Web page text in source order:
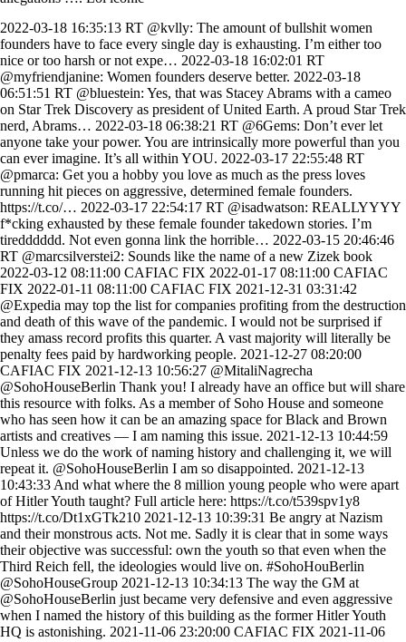
2022-03-18 16:35:13 RT @kvlly: The amount of bullshit women founders have to face every single day is exhausting. I’m either too nice or too harsh or not expe… 2022-03-18 16:02:01 RT @myfriendjanine: Women founders deserve better. 2022-03-18 06:51:51 RT @bluestein: Yes, that was Stacey Abrams with a cameo on Star Trek Discovery as president of United Earth. A proud Star Trek nerd, Abrams… 2022-03-18 06:38:21 RT @6Gems: Don’t ever let anyone take your power. You are intrinsically more powerful than you can ever imagine. It’s all within YOU. 2022-03-17 22:55:48 RT @pmarca: Get you a hobby you love as much as the press loves running hit pieces on aggressive, determined female founders. https://t.co/… 2022-03-17 22:54:17 RT @isadwatson: REALLYYYY f*cking exhausted by these female founder takedown stories. I’m tiredddddd. Not even gonna link the horrible… 2022-03-15 20:46:46 RT @marcsilverstei2: Sounds like the name of a new Zizek book 2022-03-12 08:11:00 CAFIAC FIX 2022-01-17 08:11:00 CAFIAC FIX 2022-01-11 08:11:00 CAFIAC FIX 2021-12-31 03:31:42 @Expedia may top the list for companies profiting from the destruction and death of this wave of the pandemic. I would not be surprised if they amass record profits this quarter. A vast majority will literally be penalty fees paid by hardworking people. 2021-12-27 08:20:00 CAFIAC FIX 2021-12-13 10:56:27 @MitaliNagrecha @SohoHouseBerlin Thank you! I already have an office but will share this resource with folks. As a member of Soho House and someone who has seen how it can be an amazing space for Black and Brown artists and creatives — I am naming this issue. 2021-12-13 10:44:59 Unless we do the work of naming history and challenging it, we will repeat it. @SohoHouseBerlin I am so disappointed. 2021-12-13 10:43:33 And what where the 8 million young people who were apart of Hitler Youth taught? Full article here: https://t.co/t539spv1y8 https://t.co/Dt1xGTk210 2021-12-13 10:39:31 Be angry at Nazism and their monstrous acts. Not me. Sadly it is clear that in some ways their objective was successful: own the youth so that even when the Third Reich fell, the ideologies would live on. #SohoHouBerlin @SohoHouseGroup 2021-12-13 10:34:13 The way the GM at @SohoHouseBerlin just became very defensive and even aggressive when I named the history of this building as the former Hitler Youth HQ is astonishing. 2021-11-06 23:20:00 CAFIAC FIX 2021-11-06 19:50:00 CAFIAC FIX 2021-11-06 18:59:00 CAFIAC FIX 2021-11-01 19:20:00 CAFIAC FIX 2021-11-01 17:30:00 CAFIAC FIX 2021-09-25 21:32:30 RT @angelmoney007: The only food I crave now is lightly dressed raw greens and thats how I know god and i are on good terms at the moment 2021-09-15 20:29:38 RT @LSDXOXO_: found out a black woman invented grunge the other day and now it all makes sense 2021-09-09 19:18:23 RT @verymimi: https://t.co/xN9WL2SxYf 2021-08-19 17:59:23 RT @ultrapassive1: Techgnosis https://t.co/nu9ste8RqE 2021-08-19 17:51:47 I am so excited for this! https://t.co/oapnOvst8J 2021-08-14 18:10:27 @GRNTUB Barb boat really tore huh 2021-08-05 19:45:33 Everyone my bag was returned this morning. Thank you for your concerns and prayers. The looks are secured lol. 2021-08-05 01:13:11 Does @airfrance always hold the checked luggage of business class flyers hostage? My luggage was delayed and no one is giving me an answer on when I can pick it up or it will be delivered. @AirFranceFR @AirFranceUS please return my belongings immediately. 2021-08-04 20:24:02 RT @LSDXOXO_: R.I.P. Paul Johnson. Love you forever https://t.co/qcmZtvr4ec 2021-07-30 09:28:51 RT @NYSocialBee: If you ever see someone talking shit about me online/hating on me, please don’t bring it to me. It has nothing to do with… 2021-07-08 21:37:16 RT @jamilawoods: energy!! https://t.co/Kbq4e4iP2X 2021-07-06 01:45:23 @onlinegirlie Congrats!!!!! 2021-07-06 01:45:23 @onlinegirlie Congrats!!!!! 2021-07-06 01:44:30 RT @onlinegirlie: come to 125-01 queens blvd kews garden to demand gia’s release i’m free show tf up!!! https://t.co/i8qgJv8KEI 2021-07-06 01:20:28 @_zs Lmao 2021-07-03 21:34:46 @WTCHCRFT666 Haha omg it was definitely giving that 2021-07-03 20:01:15 This reference tore https://t.co/QwPOF0x6sU 2021-07-02 23:52:24 RT @tylergivens: TICKLE ME TIGHT #tyl000rd https://t.co/qUjivUA9FL 2021-06-29 20:09:38 RT @yosoymichael: Had the absolute honor of profiling the inimitable @OfficialWillow for the July 2021 cover of @LOFFICIELUSA! https://t.co… 2021-06-29 17:04:25 RT @_zs: I h8 it here https://t.co/o6Lj7CiCW2 2021-06-29 00:35:50 RT @LSDXOXO_: https://t.co/OsHft4s5ud https://t.co/acpfa7Ql8Q 2021-06-29 00:26:28 @yosoymichael Wow 2021-06-17 00:26:23 https://t.co/sGLjFw0Err 2021-06-02 15:35:38 RT @Matt_Cagle: Roses are red Violets are blue When the product is free The product is you. 2021-05-28 17:35:53 RT @Combsthepoet: Our @Data4BlackLives Hubs are doing incredible organizing on the ground in their respective cities/countries. We can't wa… 2021-05-26 11:16:10 RT @zararah: "Big data...is part of a long and pervasive historical legacy and technological timeline of scientific oppression, aggressive… 2021-05-25 18:22:28 RT @Outkast: No crop? We here https://t.co/LvVJHpPqxq 2021-05-21 19:33:32 RT @n_isama: @Data4BlackLives with an important contribution. If you don’t see what’s going on as systemic and implicit in the economic mod… 2021-05-21 06:44:08 RT @Combsthepoet: Truthfully, I'm actually used to having my work marginalized. I was just hoping the interview wouldn't be a setback to al… 2021-05-20 22:04:16 RT @h_jackson_: Thread: This semester at @MIT, I analyzed over 33,000 @nytimes articles on #Palestine & 2021-05-20 12:17:28 RT @takebackthetech: This excellent report/site on data capitalism & 2021-05-18 22:55:46 RT @_theghettomonk: Here's a free pdf of the book https://t.co/syL8PeiZdo 2021-05-18 21:00:00 RT @Data4BlackLives: Loved the micro site? Come tomorrow to hear further discussion of #DataCapitalism moderated by our very own @YESHICAN… 2021-05-18 20:38:35 RT @Data4BlackLives: Along with our new report, we’ve built a micro site to help you understand: what is data capitalism and algorithmic ra… 2021-05-18 20:37:52 @geminiimatt @itsafronomics @jovialjoy @rajiinio @timnitGebru @red_abebe @JordanBHarrod @csdoctorsister @mutalenkonde @ParissAthena @EricaJoy @60Minutes @Combsthepoet Thanks Matt! 2021-05-18 20:35:59 RT @AJLUnited: THIS!! https://t.co/AYTM7yaNXK 2021-05-18 19:09:20 RT @alimsdahl: “Just because technology is new doesn’t mean that it’s innovative and it definitely doesn’t mean that it’s beneficial to soc… 2021-05-18 19:09:14 RT @Neurosarda: Just read through this newly released report by @YESHICAN & 2021-05-10 15:19:21 RT @bigblackjacobin: “while Pfizer’s main goal is to keep prices high, it is actually against Pfizer’s financial interest to have the rest… 2021-05-07 17:43:24 RT @MariaDautruche: ICYMI: See @Data4BlackLives Founder @YESHICAN being awarded the #JFKNewFrontierAward by the JFK Library Foundation and… 2021-05-06 20:43:44 @dataandme @BrownAlumniMag Omg!! Yes!! Thanks so much for the support Mara. 2021-05-06 20:26:20 RT @JFKLibrary: Congratulations to @Data4BlackLives Founder Yeshimabeit Milner, who is being honored with a #JFKNewFrontierAward by the JFK… 2021-05-06 19:47:24 @thelindaden Thank you Linda!!! So glad that you are on this journey with me!! 2021-05-06 19:45:14 RT @thelindaden: Words can’t explain how well deserved this is! Congrats to @YESHICAN https://t.co/2AtcP4Kvtp 2021-05-06 17:26:32 @BrennanDuBose Thanks Brennan! 2021-05-06 17:25:04 RT @BrennanDuBose: Oh @YESHICAN I’m just so proud of you https://t.co/QmtqP1iABO 2021-05-06 17:25:00 RT @Combsthepoet: Congrats to @Data4BlackLives founder and ED @YESHICAN, on receiving the JFK New Frontier Award! Well-deserved. Also, che… 2021-05-04 16:46:32 @RaceEthnicity Thank you!! 2021-05-04 16:46:26 RT @RaceEthnicity: Congrats, @YESHICAN! https://t.co/5W80U6Padj 2021-05-04 16:31:24 RT @BrownAlumniMag: Yeshi Milner ’12, founder of Data 4 Black Lives, won a JFK New Frontier Award for her work exposing systemic anti-Black… 2021-05-01 20:19:21 @sashaspielberg Amen 2021-05-01 19:15:15 @sashaspielberg I have been searching for a running buddy! 2021-04-29 17:19:20 RT @chicanocyborg: "We also call for a national audit of all human remains in museum and university collections. We believe it is imperativ… 2021-04-09 21:21:54 https://t.co/b1WQhjOLMy 2021-03-28 16:14:02 @Combsthepoet Thank you Tawana! Working with you has been such a gift and a true joy Love you!! 2021-03-28 16:12:46 @Neurosarda Thank you so much sis!! Appreciate you. 2021-03-19 18:47:37 RT @Data4BlackLives: We’re building our dream team! Apply, apply, apply! https://t.co/BP90qUXrHa 2021-03-19 14:18:39 @DataSciBae Thank you sis! Love you!! 2021-03-19 14:18:31 RT @DataSciBae: Things I'm watching today: @YESHICAN's Keynote @ FaccT 2021 https://t.co/02OMEP5lPI 2021-03-17 18:47:00 RT @connect4mary: Read this to see the tangible connection between data and narrative (and how data can change the narrative). I am inspire… 2021-03-16 15:37:12 @nealpatwari That is so wonderful. Thank you. 2021-03-13 21:29:14 RT @timnitGebru: Also in the article @YESHICAN of @Data4BlackLives. https://t.co/e2F33lVXUP 2021-03-08 19:43:58 @KLdivergence Thank you. But I urge everyone to remember that Black women fighting for their right to breastfeed (or to chose any feeding plan for their babies) leads to more choices and equity for all mothers. It does not take anything away. 2021-03-08 19:15:42 @KLdivergence https://t.co/1KPh1ZEpxM 2021-03-08 19:15:29 @KLdivergence Hi Kristian, I am saddened that this is your takeaway from my keynote. What we were responding to was the aggressive marketing of infant formula to Black mothers not formula feeding. We were fighting hospital policies and not individual behaviors. You can read more here. 2021-03-08 16:50:37 RT @FAccTConference: A keynote address from @YESH